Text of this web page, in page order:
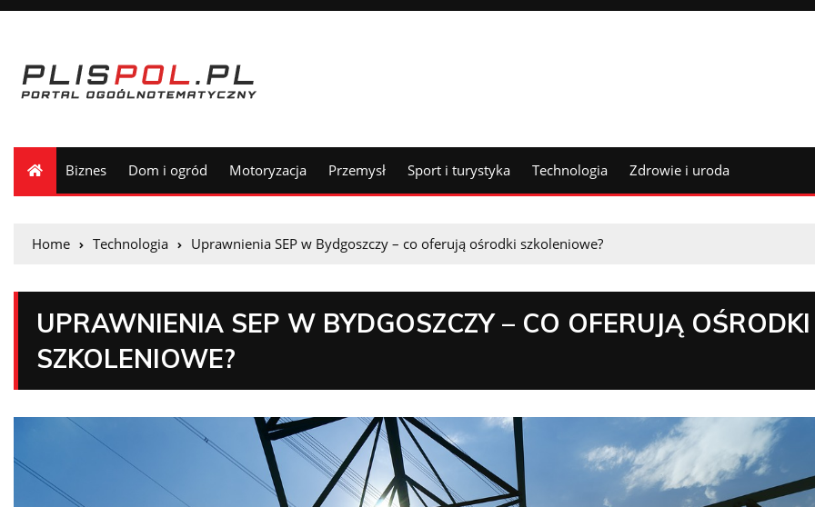
Biznes Dom i ogród Motoryzacja Przemysł Sport i turystyka Technologia Zdrowie i uroda
Home Technologia Uprawnienia SEP w Bydgoszczy – co oferują ośrodki szkoleniowe?
UPRAWNIENIA SEP W BYDGOSZCZY – CO OFERUJĄ OŚRODKI
SZKOLENIOWE?